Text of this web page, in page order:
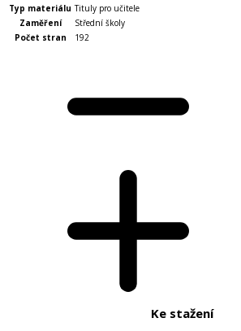
Typ materiálu Tituly pro učitele
Zaměření
Střední školy
Počet stran
192
Ke stažení